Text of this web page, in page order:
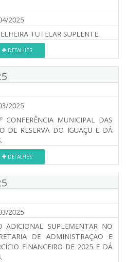
2025
TUTELAR SUPLENTE.
DETALHES
2025
CONFERÊNCIA MUNICIPAL DAS
DE RESERVA DO IGUAÇU E DÁ
DETALHES
2025
ADICIONAL SUPLEMENTAR NO
DE ADMINISTRAÇÃO E
FINANCEIRO DE 2025 E DÁ